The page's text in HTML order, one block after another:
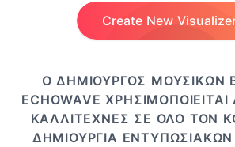
Create New
Ο ΔΗΜΙΟΥΡΓΌΣ ΜΟΥΣΙΚΏΝ
ECHOWAVE
ΚΑΛΛΙΤΈΧΝΕΣ ΣΕ ΌΛΟ ΤΟΝ
ΔΗΜΙΟΥΡΓΊΑ